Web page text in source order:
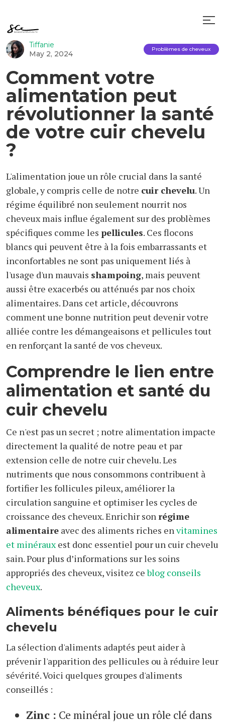
Tiffanie
May 2, 2024
Problèmes de cheveux
Comment votre
alimentation peut
révolutionner la santé
de votre cuir chevelu
?
L'alimentation joue un rôle crucial dans la santé
globale, y compris celle de notre cuir chevelu. Un
régime équilibré non seulement nourrit nos
cheveux mais influe également sur des problèmes
spécifiques comme les pellicules. Ces flocons
blancs qui peuvent être à la fois embarrassants et
inconfortables ne sont pas uniquement liés à
l'usage d'un mauvais shampoing, mais peuvent
aussi être exacerbés ou atténués par nos choix
alimentaires. Dans cet article, découvrons
comment une bonne nutrition peut devenir votre
alliée contre les démangeaisons et pellicules tout
en renforçant la santé de vos cheveux.
Comprendre le lien entre
alimentation et santé du
cuir chevelu
Ce n'est pas un secret ; notre alimentation impacte
directement la qualité de notre peau et par
extension celle de notre cuir chevelu. Les
nutriments que nous consommons contribuent à
fortifier les follicules pileux, améliorer la
circulation sanguine et optimiser les cycles de
croissance des cheveux. Enrichir sonrégime
alimentaire avec des aliments riches envitamines
et minéraux est donc essentiel pour un cuir chevelu
sain. Pour plus d’informations sur les soins
appropriés des cheveux, visitez ceblog conseils
cheveux.
Aliments bénéfiques pour le cuir
chevelu
La sélection d'aliments adaptés peut aider à
prévenir l'apparition des pellicules ou à réduire leur
sévérité. Voici quelques groupes d'aliments
conseillés :
Zinc : Ce minéral joue un rôle clé dans